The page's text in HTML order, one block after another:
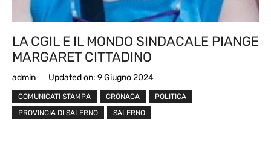
LA CGIL E IL MONDO SINDACALE PIANGE
MARGARET CITTADINO
admin Updated on: 9 Giugno 2024
COMUNICATI STAMPA CRONACA
POLITICA
PROVINCIA DI SALERNO
SALERNO